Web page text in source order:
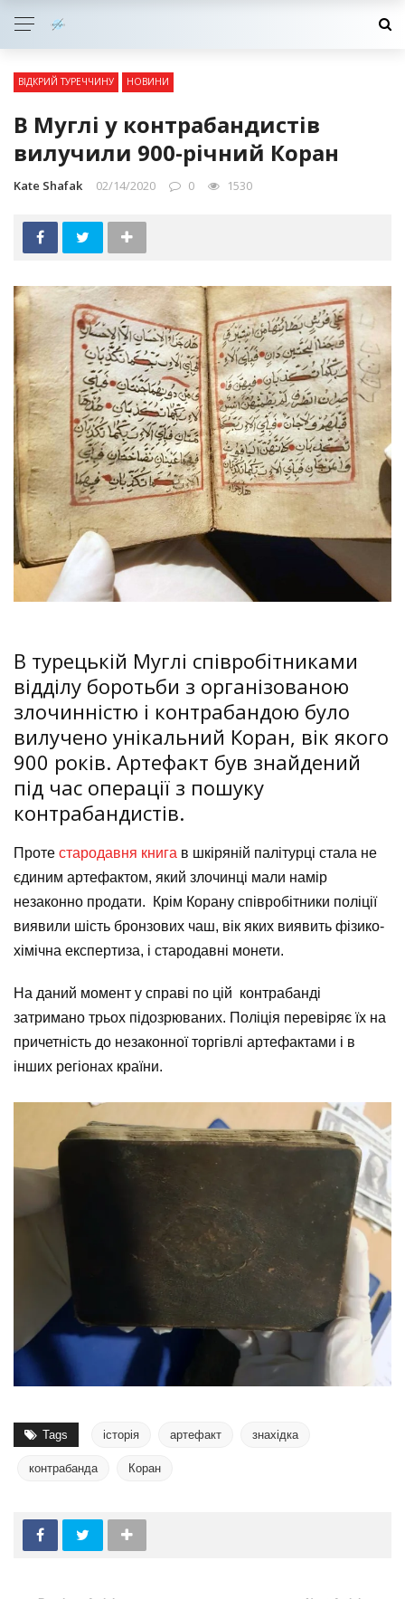
ВІДКРИЙ ТУРЕЧЧИНУ НОВИНИ
В Муглі у контрабандистів
вилучили 900-річний Коран
Kate Shafak 02/14/2020 0 1530
В турецькій Муглі співробітниками
відділу боротьби з організованою
злочинністю і контрабандою було
вилучено унікальний Коран, вік якого
900 років. Артефакт був знайдений
під час операції з пошуку
контрабандистів.
Проте стародавня книга в шкіряній палітурці стала не
єдиним артефактом, який злочинці мали намір
незаконно продати.
Крім Корану співробітники поліції
виявили шість бронзових чаш, вік яких виявить фізико-
хімічна експертиза, і стародавні монети.
На даний момент у справі по цій контрабанді
затримано трьох підозрюваних. Поліція перевіряє їх на
причетність до незаконної торгівлі артефактами і в
інших регіонах країни.
Tags історія артефакт знахідка
контрабанда Коран